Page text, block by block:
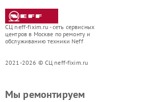
СЦ neff-fixim.ru - сеть сервисных
центров в Москве по ремонту и
обслуживанию техники Neff
2021-2026 © СЦ neff-fixim.ru
Мы ремонтируем